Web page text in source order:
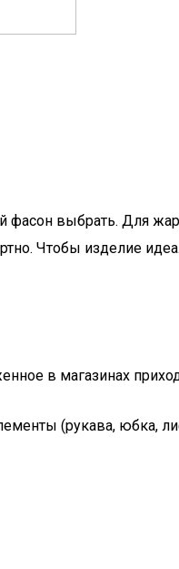
выбрать. Для
Чтобы изделие
в магазинах
(рукава, юбка,